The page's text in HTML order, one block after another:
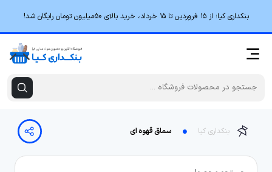
بنکداری کیا؛ از ۱۵ فروردین تا ۱۵ خرداد، خرید بالای 50میلیون تومان رایگان شد!
بنکداری کیا سماق قهوه ای